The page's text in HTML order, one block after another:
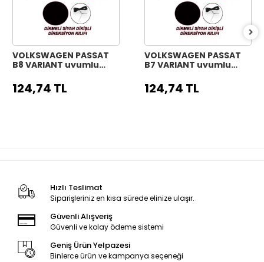
VOLKSWAGEN PASSAT
B8 VARIANT uyumlu
direksiyon kılıfı siyah
dikiş
124,74 TL
VOLKSWAGEN PASSAT
B7 VARIANT uyumlu
direksiyon kılıfı siyah
dikiş
124,74 TL
Hızlı Teslimat
Siparişleriniz en kısa sürede elinize ulaşır.
Güvenli Alışveriş
Güvenli ve kolay ödeme sistemi
Geniş Ürün Yelpazesi
Binlerce ürün ve kampanya seçeneği